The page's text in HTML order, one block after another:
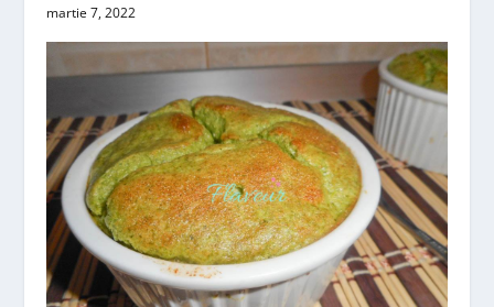
martie 7, 2022